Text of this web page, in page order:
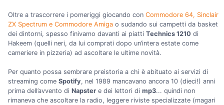
Oltre a trascorrere i pomeriggi giocando con Commodore 64, Sinclair
ZX Spectrum e Commodore Amiga o sudando sui campetti da basket
dei dintorni, spesso finivamo davanti ai piatti Technics 1210 di
Hakeem (quelli neri, da lui comprati dopo un’intera estate come
cameriere in pizzeria) ad ascoltare le ultime novità.
Per quanto possa sembrare preistoria a chi è abituato ai servizi di
streaming come Spotify, nel 1989 mancavano ancora 10 (dieci!) anni
prima dell’avvento di Napster e dei lettori di mp3... quindi non
rimaneva che ascoltare la radio, leggere riviste specializzate (magari